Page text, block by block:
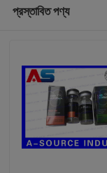
প্রস্তাবিত পণ্য